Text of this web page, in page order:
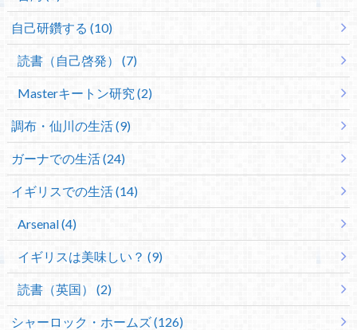
自己研鑽する (10)
読書（自己啓発） (7)
Masterキートン研究 (2)
調布・仙川の生活 (9)
ガーナでの生活 (24)
イギリスでの生活 (14)
Arsenal (4)
イギリスは美味しい？ (9)
読書（英国） (2)
シャーロック・ホームズ (126)